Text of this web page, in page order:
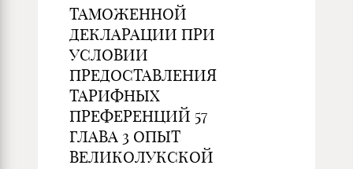
ТАМОЖЕННОЙ
ДЕКЛАРАЦИИ ПРИ
УСЛОВИИ
ПРЕДОСТАВЛЕНИЯ
ТАРИФНЫХ
ПРЕФЕРЕНЦИЙ 57
ГЛАВА 3 ОПЫТ
ВЕЛИКОЛУКСКОЙ